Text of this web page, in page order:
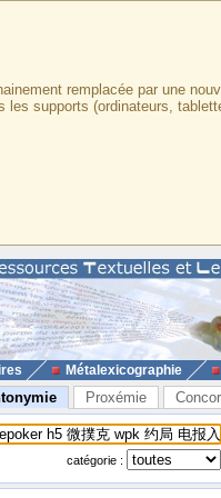
remplacée par une
les supports (ordinateurs,
Métalexicographie
Proxémie
catégorie :